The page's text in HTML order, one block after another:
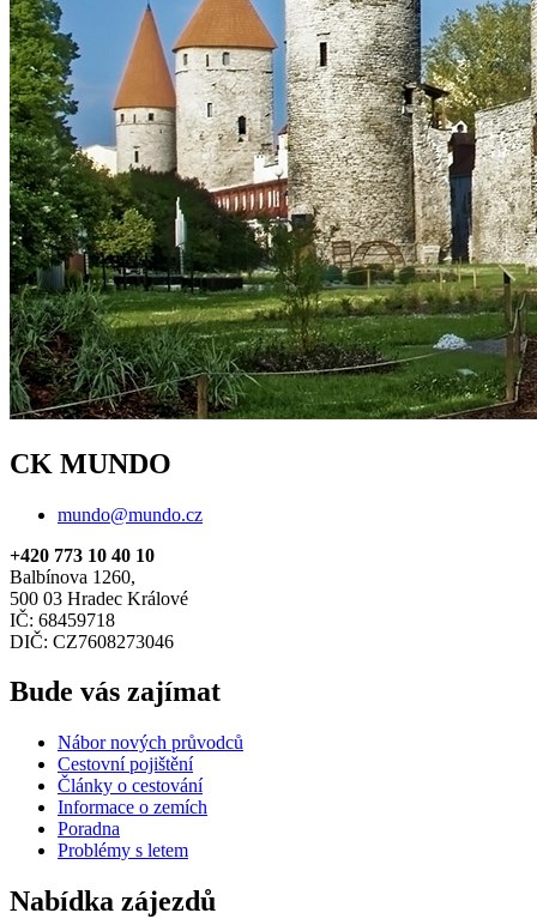
CK MUNDO
mundo@mundo.cz
+420 773 10 40 10
Balbínova 1260,
500 03 Hradec Králové
IČ: 68459718
DIČ: CZ7608273046
Bude vás zajímat
Nábor nových průvodců
Cestovní pojištění
Články o cestování
Informace o zemích
Poradna
Problémy s letem
Nabídka zájezdů